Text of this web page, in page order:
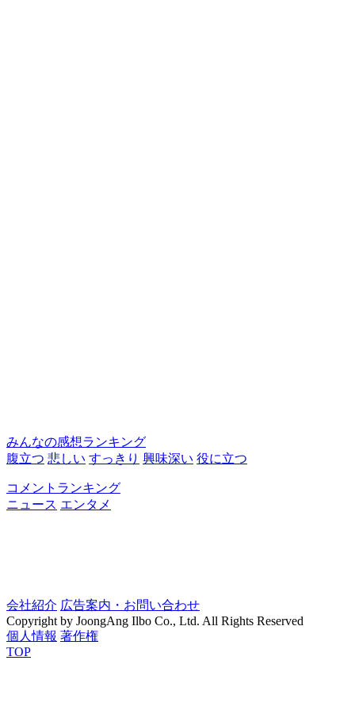
みんなの感想ランキング
腹立つ 悲しい すっきり 興味深い 役に立つ
コメントランキング
ニュース エンタメ
会社紹介 広告案内・お問い合わせ
Copyright by JoongAng Ilbo Co., Ltd. All Rights Reserved
個人情報 著作権
TOP